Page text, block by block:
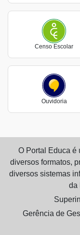
Censo Escolar
Ouvidoria
O Portal Educa é
diversos formatos,
diversos sistemas
da
Gerência de